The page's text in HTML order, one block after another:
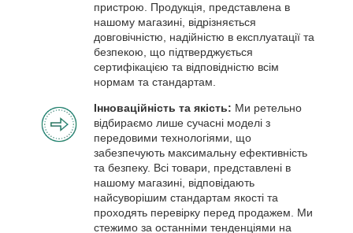
пристрою. Продукція, представлена в
нашому магазині, відрізняється
довговічністю, надійністю в експлуатації та
безпекою, що підтверджується
сертифікацією та відповідністю всім
нормам та стандартам.
Інноваційність та якість: Ми ретельно
відбираємо лише сучасні моделі з
передовими технологіями, що
забезпечують максимальну ефективність
та безпеку. Всі товари, представлені в
нашому магазині, відповідають
найсуворішим стандартам якості та
проходять перевірку перед продажем. Ми
стежимо за останніми тенденціями на